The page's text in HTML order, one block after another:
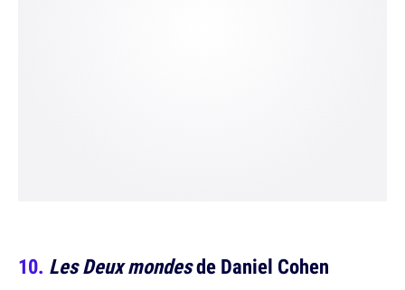
Les Deux mondesde Daniel Cohen